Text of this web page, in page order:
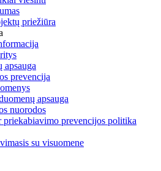
priežiūra
apsauga
prevencija
apsauga
nuorodos
priekabiavimo prevencijos politika
su visuomene